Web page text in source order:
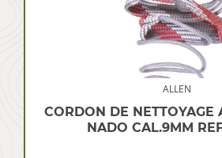
ALLEN
CORDON DE NETTOYAGE
NADO CAL.9MM